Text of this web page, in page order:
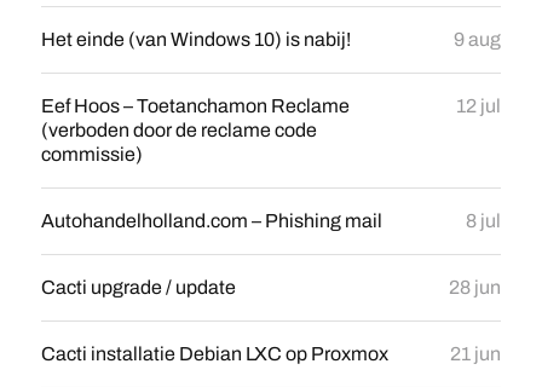
Het einde (van Windows 10) is nabij! 9 aug
Eef Hoos – Toetanchamon Reclame
(verboden door de reclame code
commissie)
12 jul
Autohandelholland.com – Phishing mail 8 jul
Cacti upgrade / update 28 jun
Cacti installatie Debian LXC op Proxmox 21 jun